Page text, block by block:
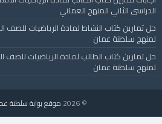
الدراسي الثاني المنهج العماني
حل تمارين كتاب النشاط لمادة الرياضيات للصف
لمنهج سلطنة عمان
حل تمارين كتاب الطالب لمادة الرياضيات للصف
لمنهج سلطنة عمان
© 2026 موقع بوابة سلطنة